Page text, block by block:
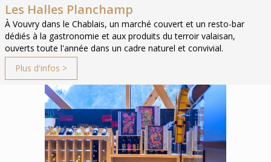
Les Halles Planchamp
À Vouvry dans le Chablais, un marché couvert et un resto-bar
dédiés à la gastronomie et aux produits du terroir valaisan,
ouverts toute l'année dans un cadre naturel et convivial.
Plus d'infos >